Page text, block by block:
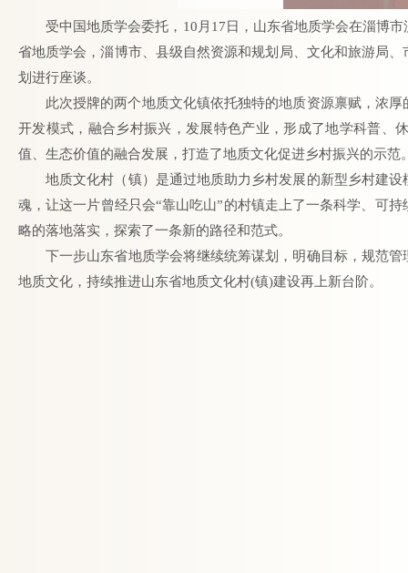
受中国地质学会委托，10月17日，山东省地质学会在淄博
省地质学会，淄博市、县级自然资源和规划局、文化和旅游局
划进行座谈。
此次授牌的两个地质文化镇依托独特的地质资源禀赋，浓
开发模式，融合乡村振兴，发展特色产业，形成了地学科普、
值、生态价值的融合发展，打造了地质文化促进乡村振兴的示范
地质文化村（镇）是通过地质助力乡村发展的新型乡村建
魂，让这一片曾经只会“靠山吃山”的村镇走上了一条科学、可
略的落地落实，探索了一条新的路径和范式。
下一步山东省地质学会将继续统筹谋划，明确目标，规范
地质文化，持续推进山东省地质文化村(镇)建设再上新台阶。